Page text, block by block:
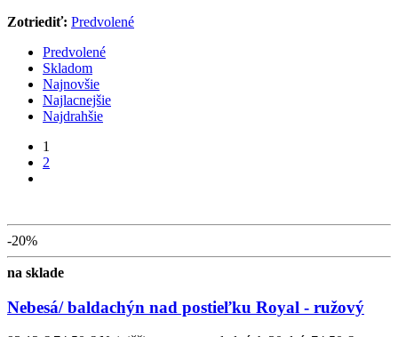
Zotriediť: Predvolené
Predvolené
Skladom
Najnovšie
Najlacnejšie
Najdrahšie
1
2
-20%
na sklade
Nebesá/ baldachýn nad postieľku Royal - ružový